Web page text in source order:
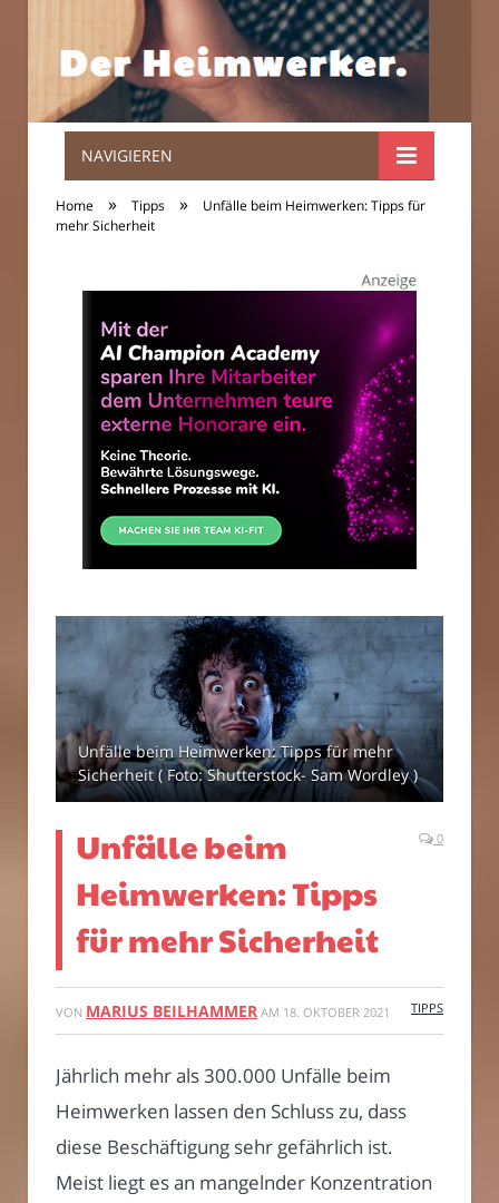
Der
Heimwerker.
NAVIGIEREN
Home » Tipps »
Unfälle beim Heimwerken: Tipps für
mehr Sicherheit
Unfälle beim Heimwerken: Tipps für mehr
Sicherheit ( Foto: Shutterstock- Sam Wordley )
Unfälle beim
Heimwerken: Tipps
für mehr Sicherheit
0
VON MARIUS BEILHAMMER AM 18. OKTOBER 2021 TIPPS
Jährlich mehr als 300.000 Unfälle beim
Heimwerken lassen den Schluss zu, dass
diese Beschäftigung sehr gefährlich ist.
Meist liegt es an mangelnder Konzentration